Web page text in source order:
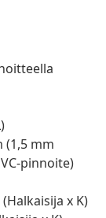
(1,5 mm
pinnoite)
x K)